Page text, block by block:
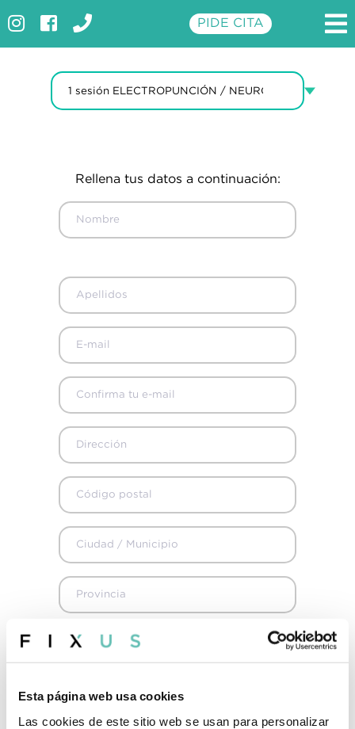
Esta página web usa cookies
Las cookies de este sitio web se usan para personalizar
INICIO
CLÍNICA
APARATOLOGÍA
+34 915 98 32 88
info@fixus.es
PIDE CITA
Compra online
Rellena tus datos a continuación:
La reserva es para mí
Acepto la política de privacidad y la protección de datos